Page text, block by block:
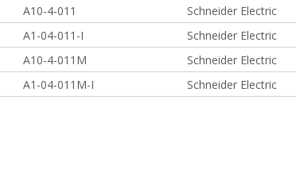
A10-4-011 Schneider Electric
A1-04-011-I Schneider Electric
A10-4-011M Schneider Electric
A1-04-011M-I Schneider Electric